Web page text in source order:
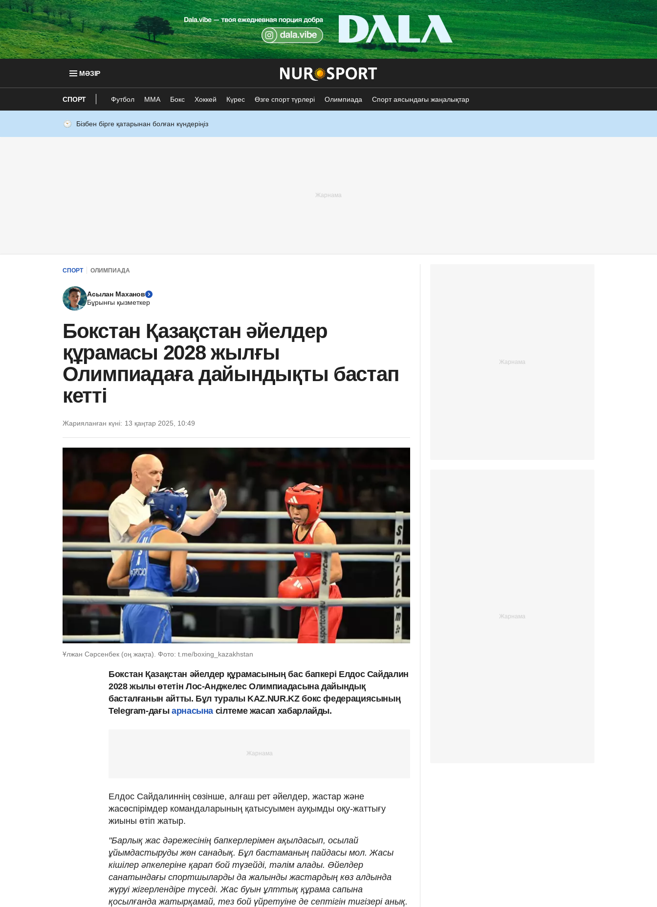
МӘЗІР
СПОРТ Футбол ММА Бокс Хоккей Күрес Өзге спорт түрлері Олимпиада Спорт аясындағы жаңалықтар
Бізбен бірге қатарынан болған күндеріңіз
СПОРТ ОЛИМПИАДА
Асылан Маханов
Бұрынғы қызметкер
Бокстан Қазақстан әйелдер
құрамасы 2028 жылғы
Олимпиадаға дайындықты бастап
кетті
Жарияланған күні: 13 қаңтар 2025, 10:49
Ұлжан Сәрсенбек (оң жақта). Фото: t.me/boxing_kazakhstan
Бокстан Қазақстан әйелдер құрамасының бас бапкері Елдос Сайдалин
2028 жылы өтетін Лос-Анджелес Олимпиадасына дайындық
басталғанын айтты. Бұл туралы KAZ.NUR.KZ бокс федерациясының
Telegram-дағы арнасына сілтеме жасап хабарлайды.
Елдос Сайдалиннің сөзінше, алғаш рет әйелдер, жастар және
жасөспірімдер командаларының қатысуымен ауқымды оқу-жаттығу
жиыны өтіп жатыр.
"Барлық жас дәрежесінің бапкерлерімен ақылдасып, осылай
ұйымдастыруды жөн санадық. Бұл бастаманың пайдасы мол. Жасы
кішілер әпкелеріне қарап бой түзейді, тәлім алады. Әйелдер
санатындағы спортшыларды да жалынды жастардың көз алдында
жүруі жігерлендіре түседі. Жас буын ұлттық құрама сапына
қосылғанда жатырқамай, тез бой үйретуіне де септігін тигізері анық.